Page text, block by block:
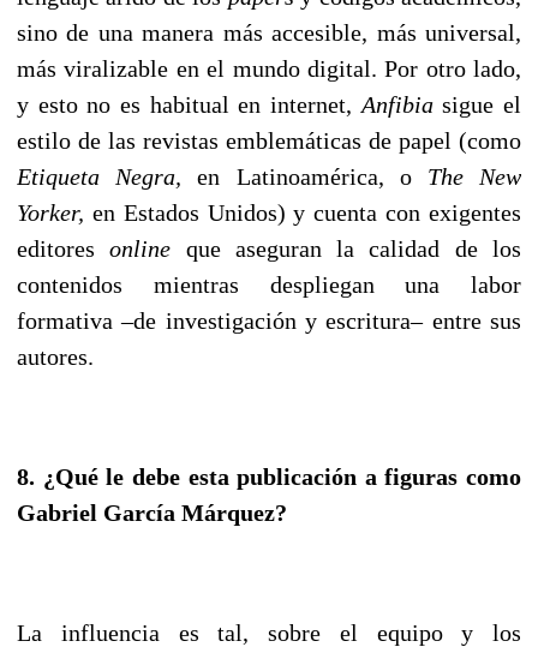
sino de una manera más accesible, más universal,
más viralizable en el mundo digital. Por otro lado,
y esto no es habitual en internet, Anfibiasigue el
estilo de las revistas emblemáticas de papel (como
Etiqueta Negra,en Latinoamérica, o The New
Yorker, en Estados Unidos) y cuenta con exigentes
editoresonline que aseguran la calidad de los
contenidos mientras despliegan una labor
formativa –de investigación y escritura– entre sus
autores.
8. ¿Qué le debe esta publicación a figuras como
Gabriel García Márquez?
La influencia es tal, sobre el equipo y los